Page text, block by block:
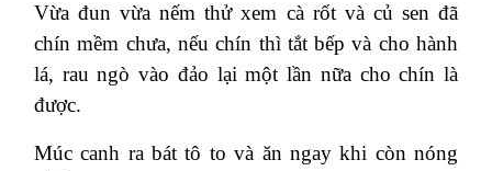
Vừa đun vừa nếm thử xem cà rốt và củ sen đã
chín mềm chưa, nếu chín thì tắt bếp và cho hành
lá, rau ngò vào đảo lại một lần nữa cho chín là
được.
Múc canh ra bát tô to và ăn ngay khi còn nóng